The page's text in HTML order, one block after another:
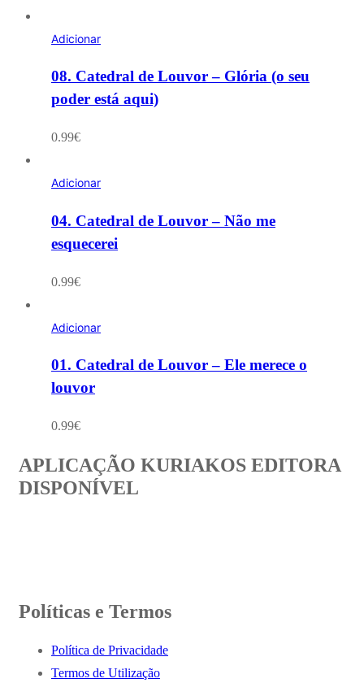
Adicionar
08. Catedral de Louvor – Glória (o seu
poder está aqui)
0.99€
Adicionar
04. Catedral de Louvor – Não me
esquecerei
0.99€
Adicionar
01. Catedral de Louvor – Ele merece o
louvor
0.99€
APLICAÇÃO KURIAKOS EDITORA
DISPONÍVEL
Políticas e Termos
Política de Privacidade
Termos de Utilização